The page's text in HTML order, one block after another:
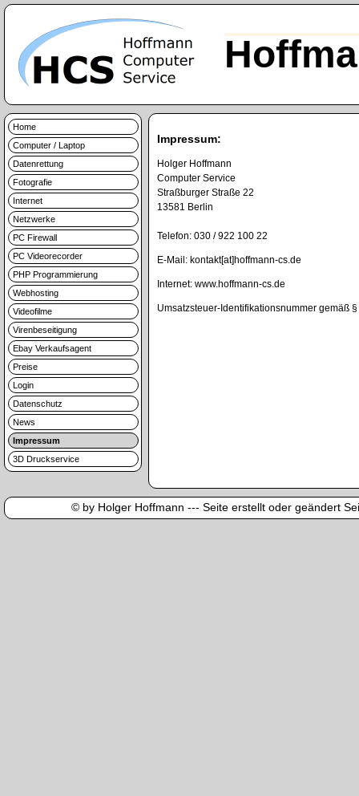
Home
Computer / Laptop
Datenrettung
Fotografie
Internet
Netzwerke
PC Firewall
PC Videorecorder
PHP Programmierung
Webhosting
Videofilme
Virenbeseitigung
Ebay Verkaufsagent
Preise
Login
Datenschutz
News
Impressum
3D Druckservice
Impressum:
Holger Hoffmann
Computer Service
Straßburger Straße 22
13581 Berlin
Telefon: 030 / 922 100 22
E-Mail: kontakt[at]hoffmann-cs.de
Internet: www.hoffmann-cs.de
Umsatzsteuer-Identifikationsnummer gemäß
© by Holger Hoffmann --- Seite erstellt oder geändert